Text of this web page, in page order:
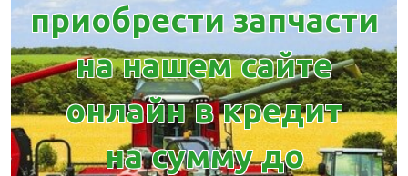
приобрести запчасти
на нашем сайте
онлайн в кредит
на сумму до